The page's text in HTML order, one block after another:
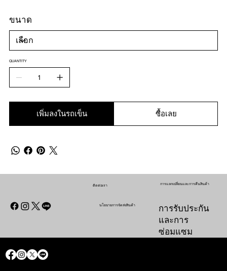
ขนาด
QUANTITY
เพิ่มลงในรถเข็น ซื้อเลย
การรับประกัน
และการ
ซ่อมแซม
การแลกเปลี่ยนและการคืนสินค้า
ติดต่อเรา
นโยบายการจัดส่งสินค้า